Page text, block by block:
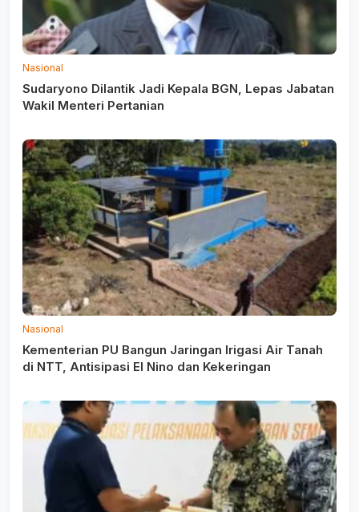
Nasional
Sudaryono Dilantik Jadi Kepala BGN, Lepas Jabatan
Wakil Menteri Pertanian
Nasional
Kementerian PU Bangun Jaringan Irigasi Air Tanah
di NTT, Antisipasi El Nino dan Kekeringan